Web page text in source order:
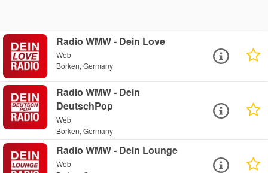
Radio WMW - Dein Love
Web
Borken, Germany
Radio WMW - Dein
DeutschPop
Web
Borken, Germany
Radio WMW - Dein Lounge
Web